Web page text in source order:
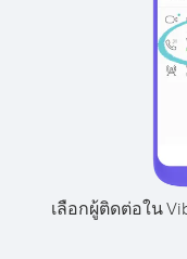
เลือกผู้ติดต่อใน